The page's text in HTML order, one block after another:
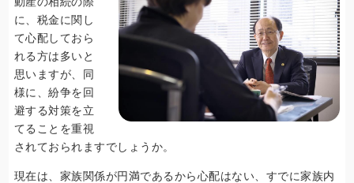
に、税金に関し
て心配しておら
れる方は多いと
思いますが、同
様に、紛争を回
避する対策を立
てることを重視
されておられますでしょうか。
現在は、家族関係が円満であるから心配はない、すでに家族内